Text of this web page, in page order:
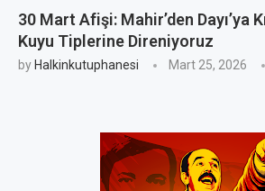
30 Mart Afişi: Mahir’den Dayı’ya
Kuyu Tiplerine Direniyoruz
by Halkinkutuphanesi Mart 25, 2026